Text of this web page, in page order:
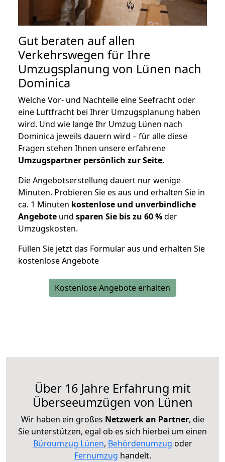
Gut beraten auf allen
Verkehrswegen für Ihre
Umzugsplanung von Lünen nach
Dominica
Welche Vor- und Nachteile eine Seefracht oder
eine Luftfracht bei Ihrer Umzugsplanung haben
wird. Und wie lange Ihr Umzug Lünen nach
Dominica jeweils dauern wird – für alle diese
Fragen stehen Ihnen unsere erfahrene
Umzugspartner persönlich zur Seite.
Die Angebotserstellung dauert nur wenige
Minuten. Probieren Sie es aus und erhalten Sie in
ca. 1 Minuten kostenlose und unverbindliche
Angebote und sparen Sie bis zu 60 %der
Umzugskosten.
Füllen Sie jetzt das Formular aus und erhalten Sie
kostenlose Angebote
Kostenlose Angebote erhalten
Über 16 Jahre Erfahrung mit
Überseeumzügen von Lünen
Wir haben ein großes Netzwerk an Partner, die
Sie unterstützen, egal ob es sich hierbei um einen
Büroumzug Lünen, Behördenumzug oder
Fernumzug handelt.